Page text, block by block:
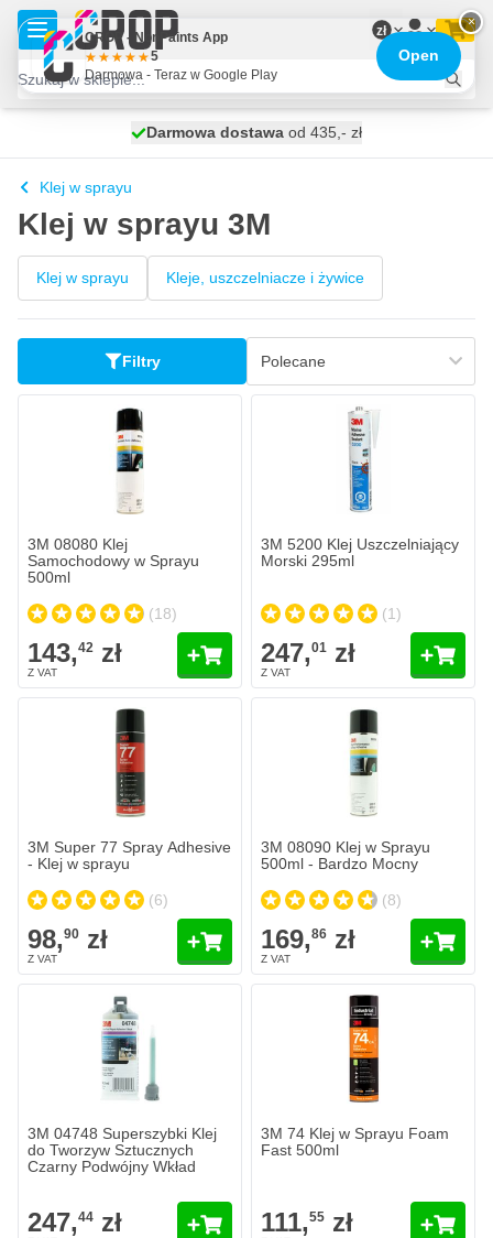
Przejdź do treści
zł
wysyłka dzisiaj
Darmowa dostawa od 435,- zł
100 dni
Klej w sprayu
Klej w sprayu 3M
Klej w sprayu Kleje, uszczelniacze i żywice
Filtry
3M 08080 Klej
Samochodowy w Sprayu
500ml
(18)
143,42 zł
3M 5200 Klej Uszczelniający
Morski 295ml
(1)
247,01 zł
3M Super 77 Spray Adhesive
- Klej w sprayu
(6)
98,90 zł
3M 08090 Klej w Sprayu
500ml - Bardzo Mocny
(8)
169,86 zł
3M 04748 Superszybki Klej
do Tworzyw Sztucznych
Czarny Podwójny Wkład
247,44 zł
3M 74 Klej w Sprayu Foam
Fast 500ml
111,55 zł
×
CROP - NonPaints App
5
Darmowa - Teraz w Google Play
Open